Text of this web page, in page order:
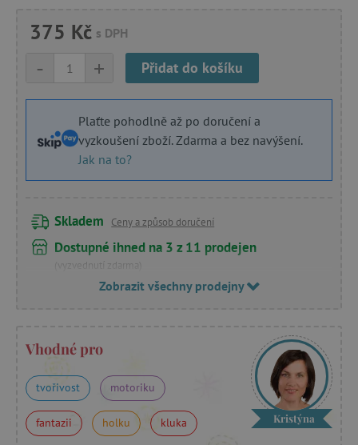
375 Kč s DPH
+
- Přidat do košíku
Plaťte pohodlně až po doručení a
vyzkoušení zboží. Zdarma a bez navýšení.
Jak na to?
Skladem Ceny a způsob doručení
Dostupné ihned na 3 z 11 prodejen
(vyzvednutí zdarma)
Zobrazit všechny prodejny
Vhodné pro
tvořivost motoriku
fantazii holku kluka Kristýna